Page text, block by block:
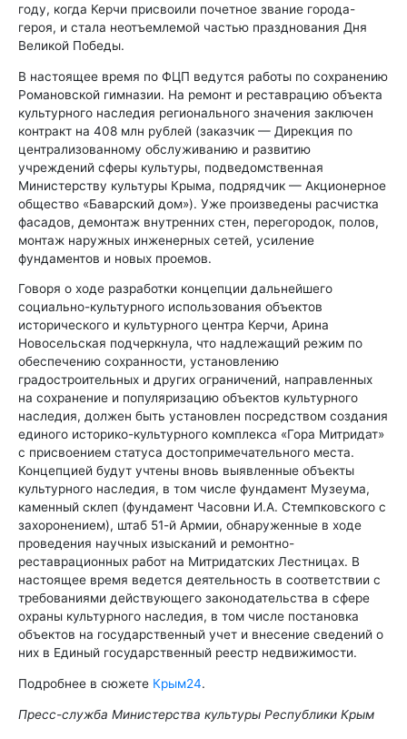
году, когда Керчи присвоили почетное звание города-
героя, и стала неотъемлемой частью празднования Дня
Великой Победы.
В настоящее время по ФЦП ведутся работы по сохранению
Романовской гимназии. На ремонт и реставрацию объекта
культурного наследия регионального значения заключен
контракт на 408 млн рублей (заказчик — Дирекция по
централизованному обслуживанию и развитию
учреждений сферы культуры, подведомственная
Министерству культуры Крыма, подрядчик — Акционерное
общество «Баварский дом»). Уже произведены расчистка
фасадов, демонтаж внутренних стен, перегородок, полов,
монтаж наружных инженерных сетей, усиление
фундаментов и новых проемов.
Говоря о ходе разработки концепции дальнейшего
социально-культурного использования объектов
исторического и культурного центра Керчи, Арина
Новосельская подчеркнула, что надлежащий режим по
обеспечению сохранности, установлению
градостроительных и других ограничений, направленных
на сохранение и популяризацию объектов культурного
наследия, должен быть установлен посредством создания
единого историко-культурного комплекса «Гора Митридат»
с присвоением статуса достопримечательного места.
Концепцией будут учтены вновь выявленные объекты
культурного наследия, в том числе фундамент Музеума,
каменный склеп (фундамент Часовни И.А. Стемпковского с
захоронением), штаб 51-й Армии, обнаруженные в ходе
проведения научных изысканий и ремонтно-
реставрационных работ на Митридатских Лестницах. В
настоящее время ведется деятельность в соответствии с
требованиями действующего законодательства в сфере
охраны культурного наследия, в том числе постановка
объектов на государственный учет и внесение сведений о
них в Единый государственный реестр недвижимости.
Подробнее в сюжете Крым24.
Пресс-служба Министерства культуры Республики Крым